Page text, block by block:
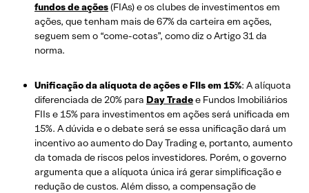
fundos de ações(FIAs) e os clubes de investimentos em
ações, que tenham mais de 67% da carteira em ações,
seguem sem o “come-cotas”, como diz o Artigo 31 da
norma.
Unificação da alíquota de ações e FIIs em 15%: A alíquota
diferenciada de 20% para Day Tradee Fundos Imobiliários
FIIs e 15% para investimentos em ações será unificada em
15%. A dúvida e o debate será se essa unificação dará um
incentivo ao aumento do Day Trading e, portanto, aumento
da tomada de riscos pelos investidores. Porém, o governo
argumenta que a alíquota única irá gerar simplificação e
redução de custos. Além disso, a compensação de